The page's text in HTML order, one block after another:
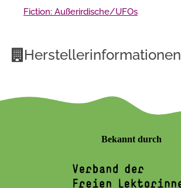
Fiction: Außerirdische/UFOs
Herstellerinformationen
Bekannt durch